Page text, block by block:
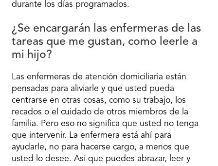
durante los días programados.
¿Se encargarán las enfermeras de las
tareas que me gustan, como leerle a
mi hijo?
Las enfermeras de atención domiciliaria están
pensadas para aliviarle y que usted pueda
centrarse en otras cosas, como su trabajo, los
recados o el cuidado de otros miembros de la
familia. Pero eso no significa que usted no tenga
que intervenir. La enfermera está ahí para
ayudarle, no para hacerse cargo, a menos que
usted lo desee. Así que puedes abrazar, leer y